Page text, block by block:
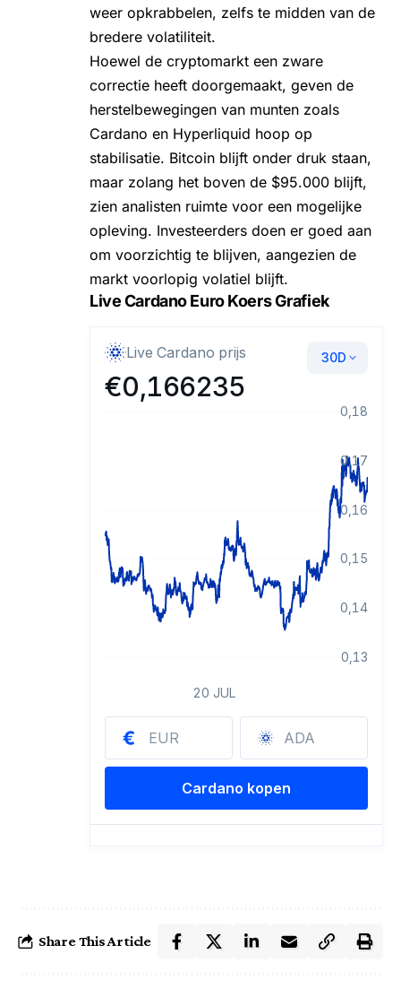
weer opkrabbelen, zelfs te midden van de
bredere volatiliteit.
Hoewel de cryptomarkt een zware
correctie heeft doorgemaakt, geven de
herstelbewegingen van munten zoals
Cardano en Hyperliquid hoop op
stabilisatie. Bitcoin blijft onder druk staan,
maar zolang het boven de $95.000 blijft,
zien analisten ruimte voor een mogelijke
opleving. Investeerders doen er goed aan
om voorzichtig te blijven, aangezien de
markt voorlopig volatiel blijft.
Live Cardano Euro Koers Grafiek
Share This Article